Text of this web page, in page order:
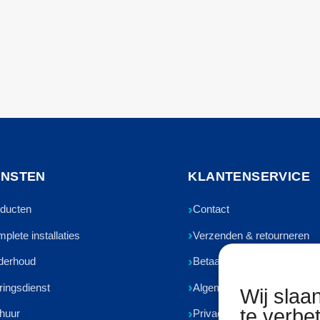
installaties
KLANTENSERVICE
Contact
Verzenden & retourneren
Betaalmethoden
Algemene voorwaarden
Privacyverklaring
Wij